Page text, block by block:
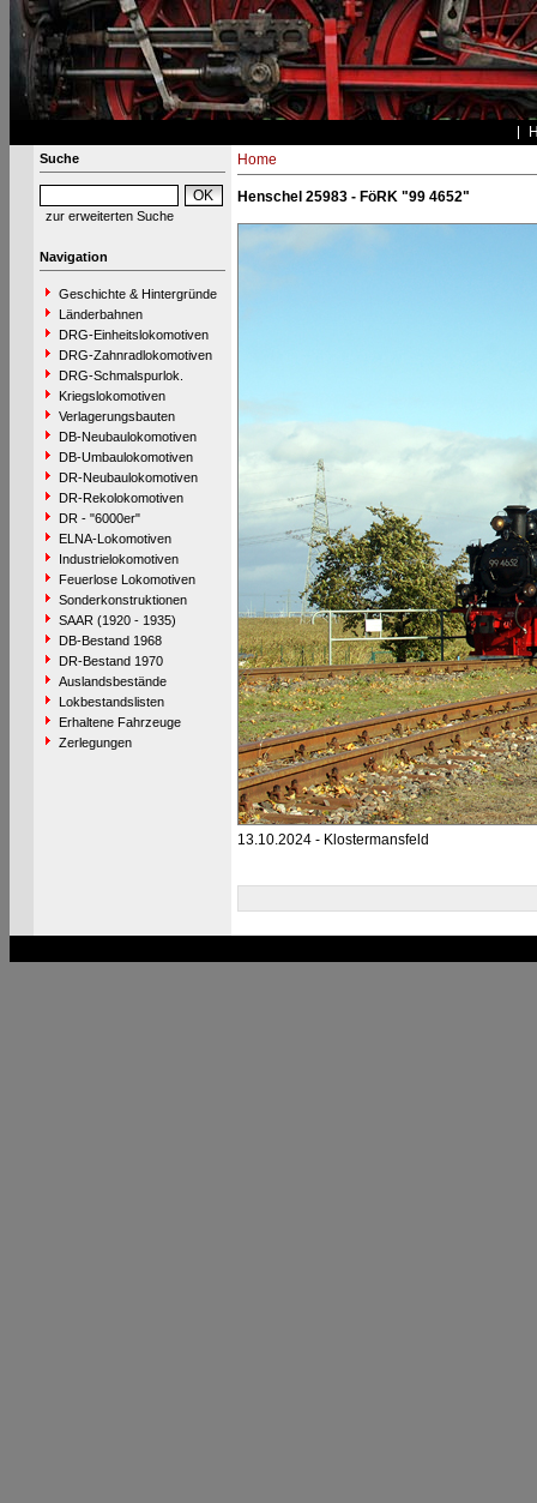
Suche
zur erweiterten Suche
Navigation
Geschichte & Hintergründe
Länderbahnen
DRG-Einheitslokomotiven
DRG-Zahnradlokomotiven
DRG-Schmalspurlok.
Kriegslokomotiven
Verlagerungsbauten
DB-Neubaulokomotiven
DB-Umbaulokomotiven
DR-Neubaulokomotiven
DR-Rekolokomotiven
DR - "6000er"
ELNA-Lokomotiven
Industrielokomotiven
Feuerlose Lokomotiven
Sonderkonstruktionen
SAAR (1920 - 1935)
DB-Bestand 1968
DR-Bestand 1970
Auslandsbestände
Lokbestandslisten
Erhaltene Fahrzeuge
Zerlegungen
Home
Henschel 25983 - FöRK "99 4652"
13.10.2024 - Klostermansfeld